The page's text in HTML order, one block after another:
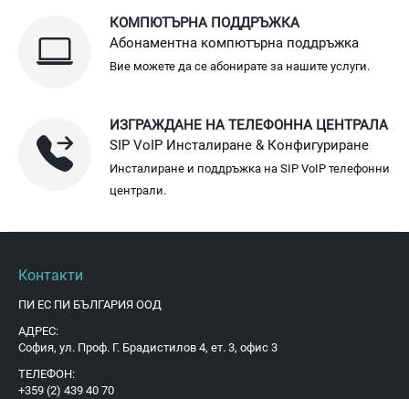
КОМПЮТЪРНА ПОДДРЪЖКА
Абонаментна компютърна поддръжка
Вие можете да се абонирате за нашите услуги.
ИЗГРАЖДАНЕ НА ТЕЛЕФОННА ЦЕНТРАЛА
SIP VoIP Инсталиране & Конфигуриране
Инсталиране и поддръжка на SIP VoIP телефонни
централи.
Контакти
ПИ ЕС ПИ БЪЛГАРИЯ ООД
АДРЕС:
София, ул. Проф. Г. Брадистилов 4, ет. 3, офис 3
ТЕЛЕФОН:
+359 (2) 439 40 70